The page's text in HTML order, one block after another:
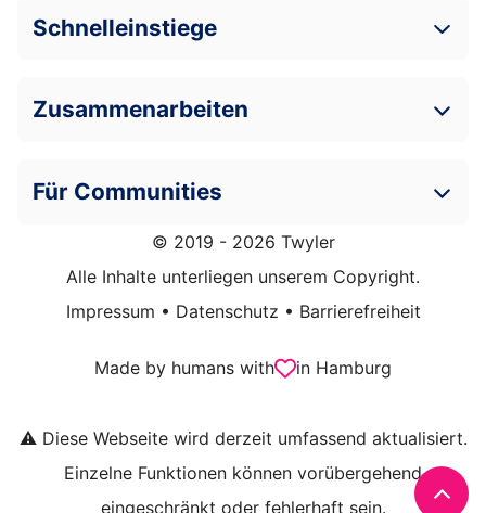
Schnelleinstiege
Zusammenarbeiten
Für Communities
© 2019 - 2026 Twyler
Alle Inhalte unterliegen unserem Copyright.
Impressum • Datenschutz • Barrierefreiheit
Made by humans with in Hamburg
⚠️ Diese Webseite wird derzeit umfassend aktualisiert.
Einzelne Funktionen können vorübergehend
eingeschränkt oder fehlerhaft sein.